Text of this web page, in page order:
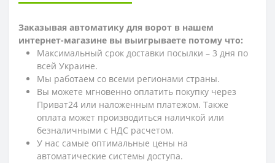
Заказывая автоматику для ворот в нашем
интернет-магазине вы выигрываете потому что:
Максимальный срок доставки посылки – 3 дня по
всей Украине.
Мы работаем со всеми регионами страны.
Вы можете мгновенно оплатить покупку через
Приват24 или наложенным платежом. Также
оплата может производиться наличкой или
безналичными с НДС расчетом.
У нас самые оптимальные цены на
автоматические системы доступа.